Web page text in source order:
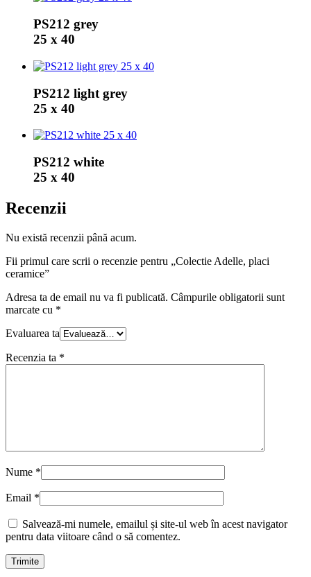
PS212 grey
25 x 40
PS212 light grey
25 x 40
PS212 white
25 x 40
Recenzii
Nu există recenzii până acum.
Fii primul care scrii o recenzie pentru „Colectie Adelle, placi
ceramice”
Adresa ta de email nu va fi publicată. Câmpurile obligatorii sunt
marcate cu *
Evaluarea ta
Recenzia ta *
Nume *
Email *
Salvează-mi numele, emailul și site-ul web în acest navigator
pentru data viitoare când o să comentez.